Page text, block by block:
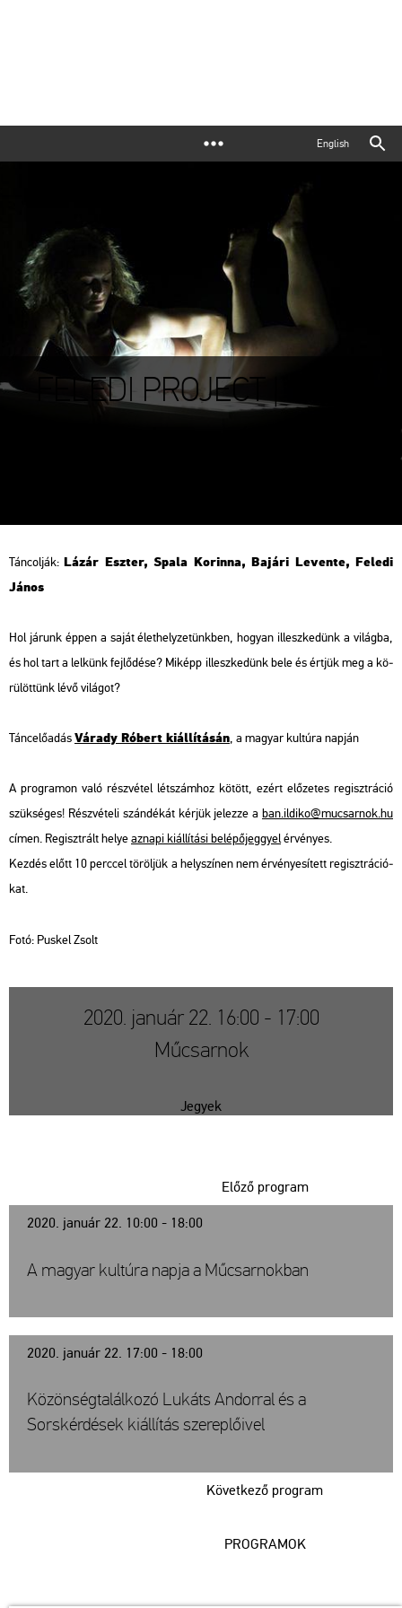
English
FELEDI PROJECT |
Tán­col­ják:Lázár Esz­ter, Spala Ko­r­in­na, Ba­já­ri Le­ven­te, Fe­le­di
János
Hol já­runk éppen a saját élet­hely­ze­tünk­ben, ho­gyan il­lesz­ke­dünk a vi­lág­ba,
és hol tart a lel­künk fej­lő­dé­se? Mi­képp il­lesz­ke­dünk bele és ért­jük meg a kö­
rü­löt­tünk lévő vi­lá­got?
Tánc­elő­adásVá­rady Ró­bert ki­ál­lí­tá­sán, a ma­gyar kul­tú­ra nap­ján
A prog­ra­mon való rész­vé­tel lét­szám­hoz kö­tött, ezért elő­ze­tes re­giszt­rá­ció
szük­sé­ges! Rész­vé­te­li szán­dé­kát kér­jük je­lez­ze a ban.​il­di­ko@​mu­csar­nok.​hu
címen. Re­giszt­rált helyeaz­na­pi ki­ál­lí­tá­si be­lé­pő­jeggyelér­vé­nyes.
Kez­dés előtt 10 perc­cel tö­röl­jük a hely­szí­nen nem ér­vé­nye­sí­tett re­giszt­rá­ci­ó­
kat.
Fotó: Pus­kel Zsolt
2020. január 22. 16:00 - 17:00
Műcsarnok
Jegyek
2020. január 22. 10:00 - 18:00
Előző program
A magyar kultúra napja a Műcsarnokban
2020. január 22. 17:00 - 18:00
Következő program
Közönségtalálkozó Lukáts Andorral és a
Sorskérdések kiállítás szereplőivel
PROGRAMOK